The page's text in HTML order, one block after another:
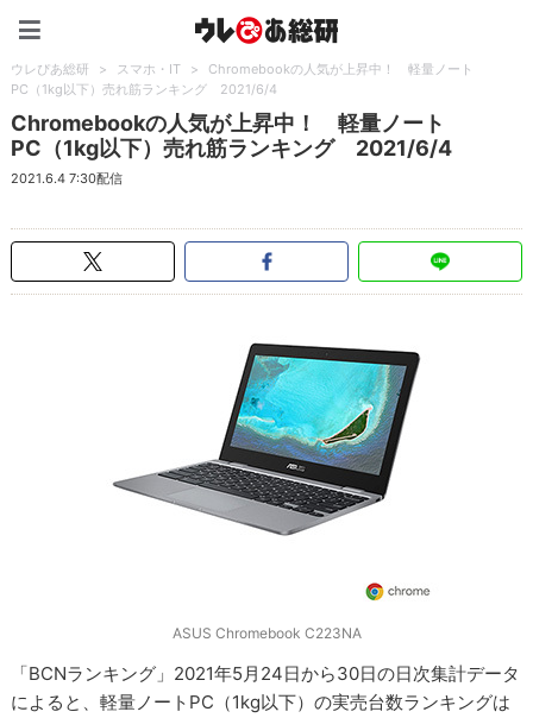
ウレぴあ総研 > スマホ・IT >
Chromebookの人気が上昇中！ 軽量ノート
PC（1kg以下）売れ筋ランキング 2021/6/4
Chromebookの人気が上昇中！ 軽量ノート
PC（1kg以下）売れ筋ランキング 2021/6/4
2021.6.4 7:30配信
ASUS Chromebook C223NA
「BCNランキング」2021年5月24日から30日の日次集計データ
によると、軽量ノートPC（1kg以下）の実売台数ランキングは